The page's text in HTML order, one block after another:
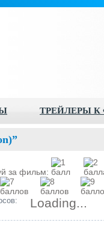
ТРЕЙЛЕРЫ
за фильм:
Loading...